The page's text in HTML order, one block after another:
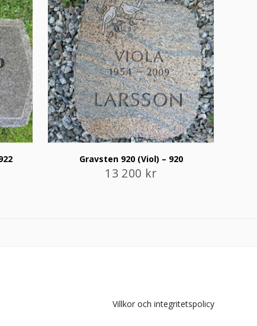
Gravsten 920 (Viol) – 920
13 200 kr
Villkor och integritetspolicy